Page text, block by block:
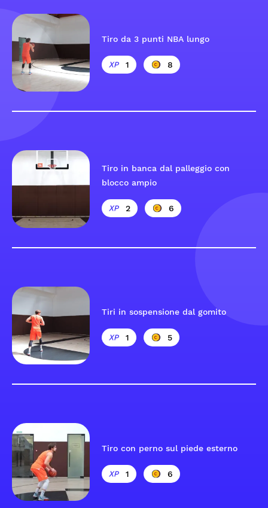
Tiro da 3 punti NBA lungo
1 8
Tiro in banca dal palleggio con
blocco ampio
2 6
Tiri in sospensione dal gomito
1 5
Tiro con perno sul piede esterno
1 6